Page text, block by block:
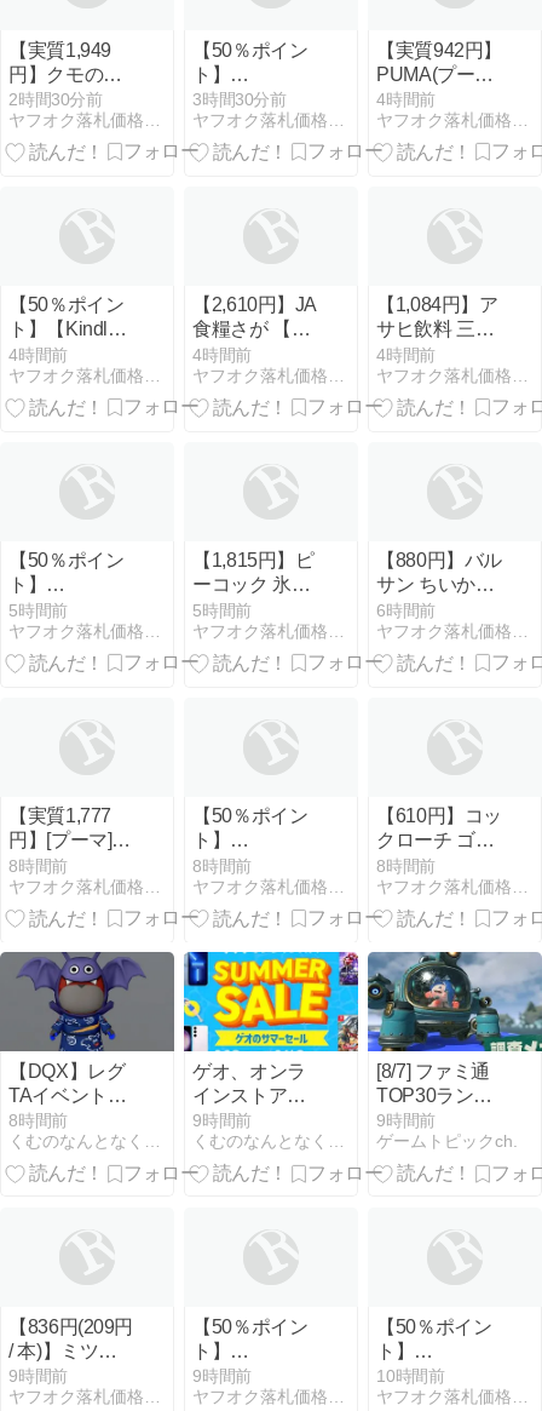
【実質1,949
円】クモの巣
消滅ジェット
[450ml 4本パ
ック] 蜘蛛用
2時間30分前
ヤフオク落札価格より安い超特価品情報
【50％ポイン
ト】
【Kindle】グ
ラゼニ 1~17巻
3時間30分前
ヤフオク落札価格より安い超特価品情報
【実質942円】
PUMA(プーマ)
サッカー フッ
トボール 部活
チーム 練習
659336メンズ
Lサイズ
4時間前
ヤフオク落札価格より安い超特価品情報
【50％ポイン
ト】【Kindle
本】少女ファ
イト 1~18巻
4時間前
【2,610円】JA
食糧さが 【精
米】佐賀県産
白米 ひなたま
る 5㎏ 令和7年
4時間前
【1,084円】ア
サヒ飲料 三ツ
矢サイダーゼ
ロストロング
250ml×20本
4時間前
【50％ポイン
ト】
【Kindle】 一
勝千金 1~6巻
5時間前
【1,815円】ピ
ーコック 氷の
う 保冷 0.15L
スリム コンパ
クト 魔法瓶構
き 真空断熱
ABB-M15
5時間前
【880円】バル
サン ちいかわ
虫こないもん
吊り ＆ 置き
タイプ 虫よけ
6時間前
【実質1,777
円】[プーマ]
プール 水泳 ス
イミング
PUMA SWIM
ミッドショー
ツ 947056 メ
ンズ Sサイズ
8時間前
【50％ポイン
ト】
【Kindle】炎
の闘球女 ドッ
ジ弾子 1~8巻
8時間前
【610円】コッ
クローチ ゴキ
ブリがうごか
なくなるスプ
レー ゴキブリ
駆除 スプレー
脱皮缶 300mL
8時間前
【DQX】レグ
TAイベントで
ドラキー2が強
すぎるお話、
他ピケコラボ
8時間前
くむのなんとなくきまぐれに。 毎日更新！
ゲオ、オンラ
インストアで
もセール開催
中！
9時間前
くむのなんとなくきまぐれに。 毎日更新！
[8/7] ファミ通
TOP30ランキ
ングを徹底解
説！
9時間前
ゲームトピックch.
【836円(209円
/ 本)】ミツカ
ン プロが使う
味 白だし
9時間前
ヤフオク落札価格より安い超特価品情報
【50％ポイン
ト】
【Kindle】ダ
ンス・ダン
9時間前
ヤフオク落札価格より安い超特価品情報
【50％ポイン
ト】
【Kindle】み
ずぽろ 1~7巻
10時間前
ヤフオク落札価格より安い超特価品情報